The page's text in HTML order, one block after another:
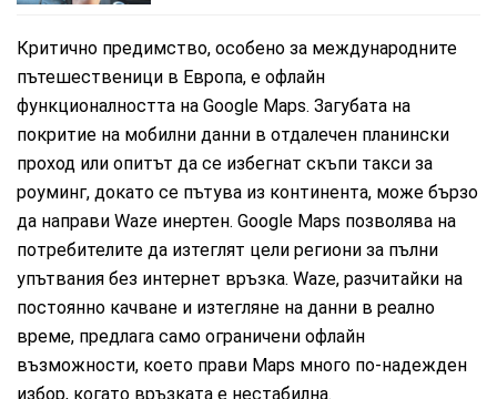
Критично предимство, особено за международните
пътешественици в Европа, е офлайн
функционалността на Google Maps. Загубата на
покритие на мобилни данни в отдалечен планински
проход или опитът да се избегнат скъпи такси за
роуминг, докато се пътува из континента, може бързо
да направи Waze инертен. Google Maps позволява на
потребителите да изтеглят цели региони за пълни
упътвания без интернет връзка. Waze, разчитайки на
постоянно качване и изтегляне на данни в реално
време, предлага само ограничени офлайн
възможности, което прави Maps много по-надежден
избор, когато връзката е нестабилна.